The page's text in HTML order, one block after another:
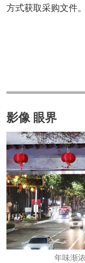
方式获取采购文件。
影像 眼界
年味渐